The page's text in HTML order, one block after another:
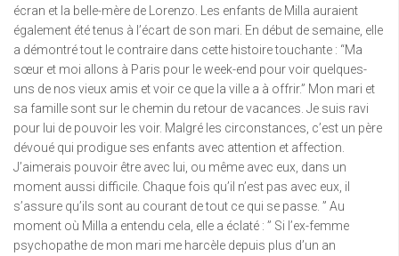
écran et la belle-mère de Lorenzo. Les enfants de Milla auraient
également été tenus à l’écart de son mari. En début de semaine, elle
a démontré tout le contraire dans cette histoire touchante : “Ma
sœur et moi allons à Paris pour le week-end pour voir quelques-
uns de nos vieux amis et voir ce que la ville a à offrir.” Mon mari et
sa famille sont sur le chemin du retour de vacances. Je suis ravi
pour lui de pouvoir les voir. Malgré les circonstances, c’est un père
dévoué qui prodigue ses enfants avec attention et affection.
J’aimerais pouvoir être avec lui, ou même avec eux, dans un
moment aussi difficile. Chaque fois qu’il n’est pas avec eux, il
s’assure qu’ils sont au courant de tout ce qui se passe. ” Au
moment où Milla a entendu cela, elle a éclaté : ” Si l’ex-femme
psychopathe de mon mari me harcèle depuis plus d’un an